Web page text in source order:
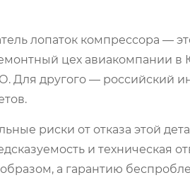
лопаток компрессора —
цех авиакомпании
Для другого — российский
риски от отказа этой
и техническая
а гарантию